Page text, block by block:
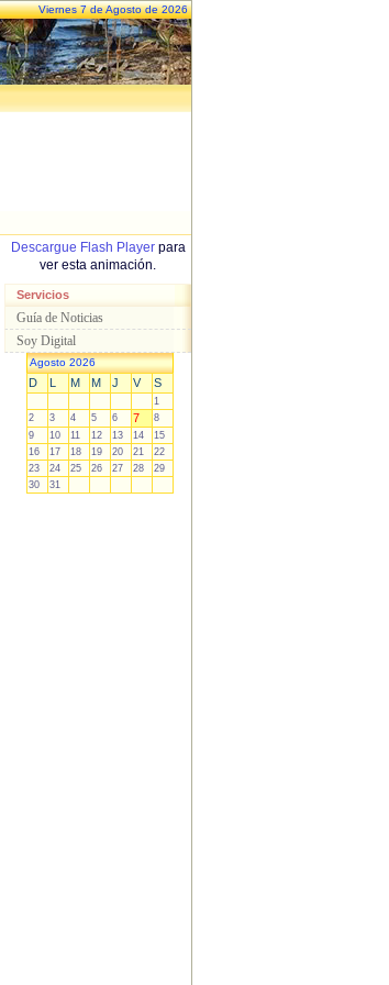
Viernes 7 de Agosto de 2026
Descargue Flash Playerpara
ver esta animación.
Servicios
Guía de Noticias
Soy Digital
Agosto 2026
D L M M J V S
1
2
3 4 5 6 7
8
9
10 11 12 13 14
15
16
17 18 19 20 21
22
23
24 25 26 27 28
29
30
31